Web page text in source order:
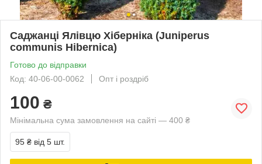
Саджанці Ялівцю Хіберніка (Juniperus
communis Hibernica)
Готово до відправки
Код: 40-06-00-0062
Опт і роздріб
100 ₴
Мінімальна сума замовлення на сайті — 400 ₴
95 ₴ від 5 шт.